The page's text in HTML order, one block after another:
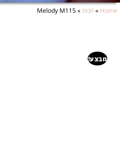
Home
»חנות »
Melody M115
מבצע!